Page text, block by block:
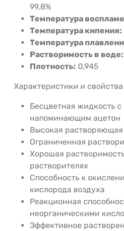
99,8%
Температура
Температура кипения:
Температура
Растворимость в воде:
Плотность: 0,945
Характеристики и свойства
Бесцветная жидкость с
напоминающим ацетон
Высокая растворяющая
Ограниченная
Хорошая
растворителях
Способность к
кислорода воздуха
Реакционная
неорганическими
Эффективное